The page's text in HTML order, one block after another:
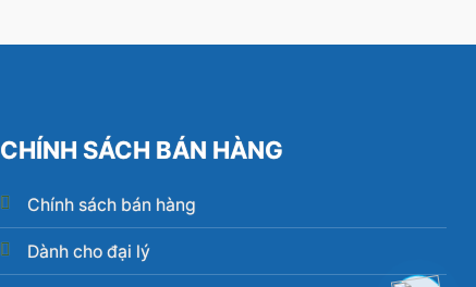
CHÍNH SÁCH BÁN HÀNG
Chính sách bán hàng
Dành cho đại lý